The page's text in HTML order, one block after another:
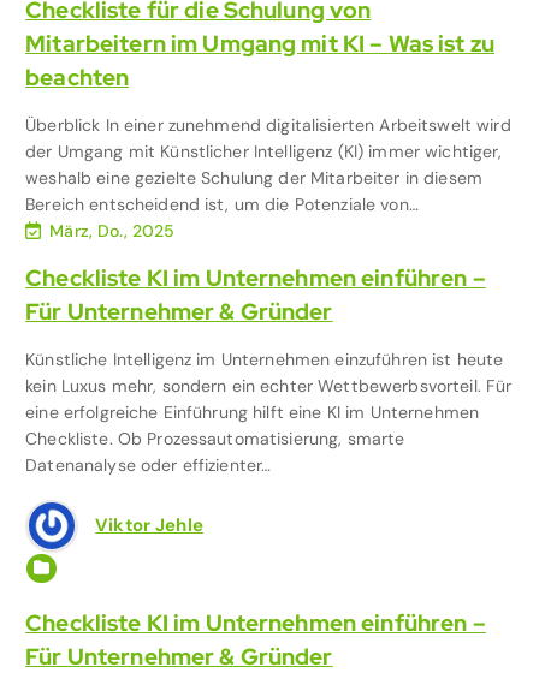
Checkliste für die Schulung von
Mitarbeitern im Umgang mit KI – Was ist zu
beachten
Überblick In einer zunehmend digitalisierten Arbeitswelt wird
der Umgang mit Künstlicher Intelligenz (KI) immer wichtiger,
weshalb eine gezielte Schulung der Mitarbeiter in diesem
Bereich entscheidend ist, um die Potenziale von…
März, Do., 2025
Checkliste KI im Unternehmen einführen –
Für Unternehmer & Gründer
Künstliche Intelligenz im Unternehmen einzuführen ist heute
kein Luxus mehr, sondern ein echter Wettbewerbsvorteil. Für
eine erfolgreiche Einführung hilft eine KI im Unternehmen
Checkliste. Ob Prozessautomatisierung, smarte
Datenanalyse oder effizienter…
Viktor Jehle
Checkliste KI im Unternehmen einführen –
Für Unternehmer & Gründer